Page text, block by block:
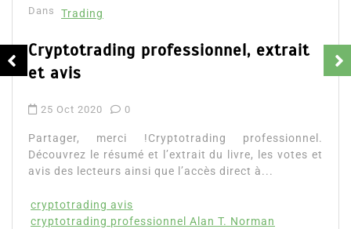
Dans Trading
Cryptotrading professionnel, extrait
et avis
25 Oct 2020 0
Partager, merci !Cryptotrading professionnel.
Découvrez le résumé et l’extrait du livre, les votes et
avis des lecteurs ainsi que l’accès direct à...
cryptotrading avis
cryptotrading professionnel Alan T. Norman